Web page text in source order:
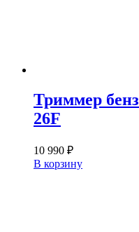
Триммер
26F
10 990 ₽
В корзину